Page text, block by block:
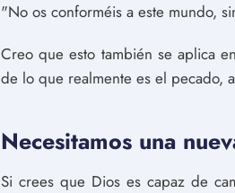
"No os conforméis a este mundo,
Creo que esto también se aplica
de lo que realmente es el pecado,
Necesitamos una
Si crees que Dios es capaz de